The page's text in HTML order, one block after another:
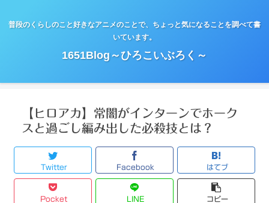
普段のくらしのこと好きなアニメのことで、ちょっと気になることを調べて書
いています。
1651Blog～ひろこいぶろく～
【ヒロアカ】常闇がインターンでホーク
スと過ごし編み出した必殺技とは？
Twitter Facebook はてブ
Pocket LINE コピー